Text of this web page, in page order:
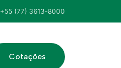
+55 (77) 3613-8000
Cotações